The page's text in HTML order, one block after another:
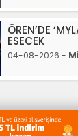
ÖREN’DE
ESECEK
04-08-2026 -